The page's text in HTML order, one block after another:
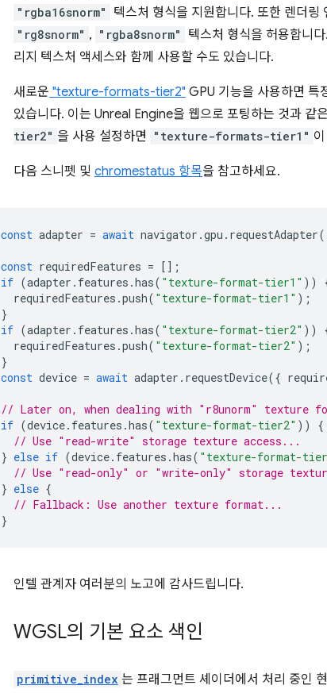
"rgba16snorm" 텍스처 형식을 지원합니다. 또한 렌더
"rg8snorm" , "rgba8snorm" 텍스처 형식을 허용합니
리지 텍스처 액세스와 함께 사용할 수도 있습니다.
새로운 "texture-formats-tier2" GPU 기능을 사용하면 특
있습니다. 이는 Unreal Engine을 웹으로 포팅하는 것과 같
tier2" 을 사용 설정하면 "texture-formats-tier1"
다음 스니펫 및 chromestatus 항목을 참고하세요.
const adapter = await navigator .gpu . requestAdapter
const requiredFeatures = [];
if (adapter . features .has( "texture-format-tier1" ))
requiredFeatures .push( "texture-format-tier1" );
}
if (adapter . features .has( "texture-format-tier2" ))
requiredFeatures .push( "texture-format-tier2" );
}
const device = await adapter . requestDevice({
// Later on, when dealing with "r8unorm" texture
if (device. features .has( "texture-format-tier2" ))
{
// Use "read-write" storage texture access...
} else if (device. features .has( "texture-format-
// Use "read-only" or "write-only" storage
} else {
// Fallback: Use another texture format...
}
인텔 관계자 여러분의 노고에 감사드립니다.
WGSL의 기본 요소 색인
primitive_index 는 프래그먼트 셰이더에서 처리 중인